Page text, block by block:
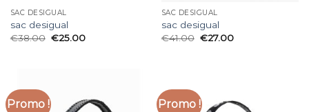
SAC DESIGUAL
sac desigual
€38.00 €25.00
SAC DESIGUAL
sac desigual
€41.00 €27.00
Promo ! Promo !